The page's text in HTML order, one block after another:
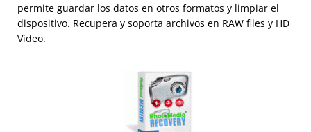
permite guardar los datos en otros formatos y limpiar el
dispositivo. Recupera y soporta archivos en RAW files y HD
Video.